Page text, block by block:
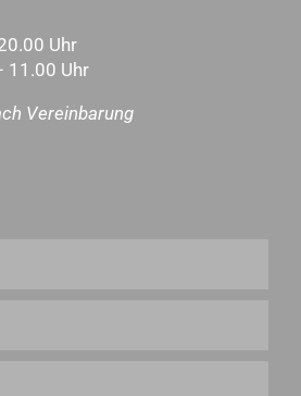
Uhr
11.00 Uhr
Vereinbarung